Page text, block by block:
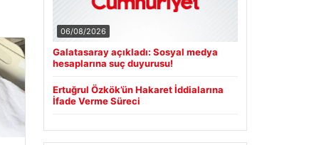
06/08/2026
Galatasaray açıkladı: Sosyal medya
hesaplarına suç duyurusu!
Ertuğrul Özkök’ün Hakaret İddialarına
İfade Verme Süreci